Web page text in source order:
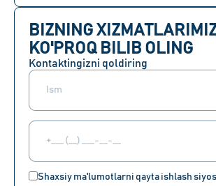
BIZNING
KO'PROQ BILIB OLING
Kontaktingizni qoldiring
Shaxsiy ma'lumotlarni qayta ishlash